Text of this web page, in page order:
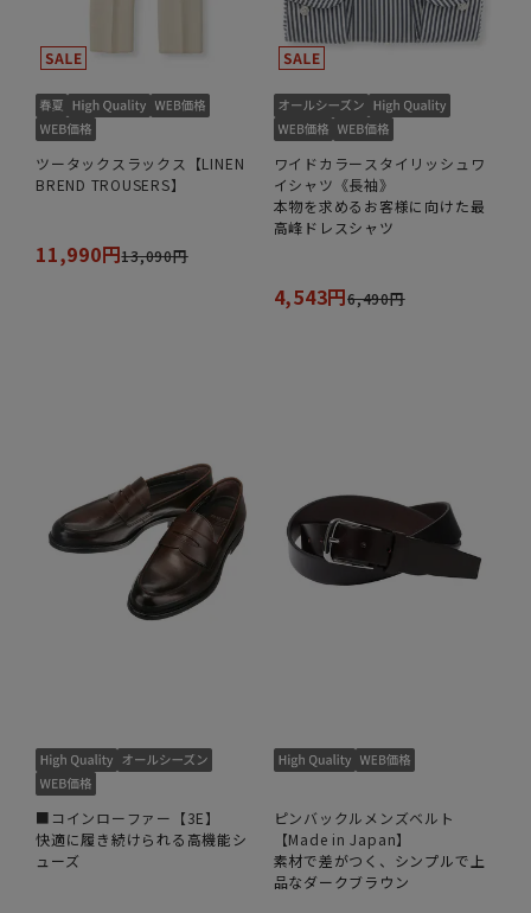
ツータックスラックス【LINEN
BREND TROUSERS】
11,990円13,090円
ワイドカラースタイリッシュワ
イシャツ《長袖》
本物を求めるお客様に向けた最
高峰ドレスシャツ
4,543円6,490円
■コインローファー【3E】
快適に履き続けられる高機能シ
ューズ
ピンバックルメンズベルト
【Made in Japan】
素材で差がつく、シンプルで上
品なダークブラウン